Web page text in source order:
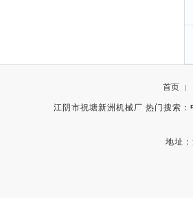
首页 |
江阴市祝塘新洲机械厂 热门搜索：
地址